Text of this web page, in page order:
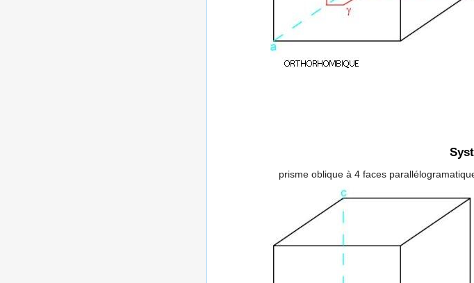
prisme oblique à 4 faces